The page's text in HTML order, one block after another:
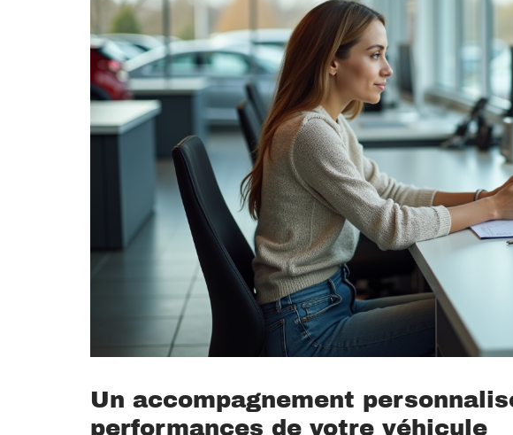
Un accompagnement
performances de votre véhicule